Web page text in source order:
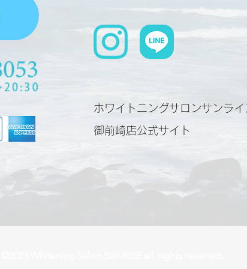
ホワイトニングサロンサンライ
​御前崎店公式サイト